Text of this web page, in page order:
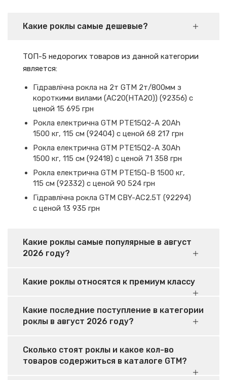
Какие роклы самые дешевые?
ТОП-5 недорогих товаров из данной категории
является:
Гідравлічна рокла на 2т GTM 2т/800мм з
короткими вилами (AC20(HTA20)) (92356) с
ценой 15 695 грн
Рокла електрична GTM PTE15Q2-A 20Ah
1500 кг, 115 см (92404) с ценой 68 217 грн
Рокла електрична GTM PTE15Q2-A 30Ah
1500 кг, 115 см (92418) с ценой 71 358 грн
Рокла електрична GTM PTE15Q-B 1500 кг,
115 см (92332) с ценой 90 524 грн
Гідравлічна рокла GTM CBY-AC2.5T (92294)
с ценой 13 935 грн
Какие роклы самые популярные в август
2026 году?
Какие роклы относятся к премиум классу
Какие последние поступление в категории
роклы в август 2026 году?
Сколько стоят роклы и какое кол-во
товаров содержиться в каталоге GTM?